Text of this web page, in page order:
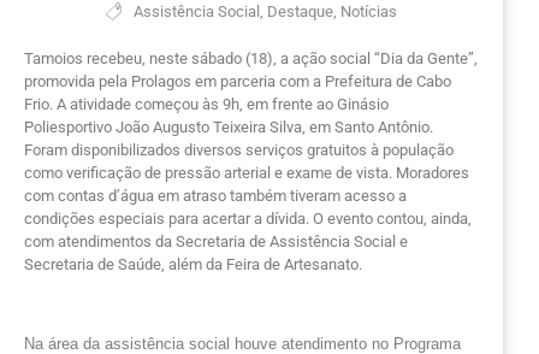
Assistência Social Destaque Notícias
Tamoios recebeu, neste sábado (18), a ação social “Dia da Gente”,
promovida pela Prolagos em parceria com a Prefeitura de Cabo
Frio. A atividade começou às 9h, em frente ao Ginásio
Poliesportivo João Augusto Teixeira Silva, em Santo Antônio.
Foram disponibilizados diversos serviços gratuitos à população
como verificação de pressão arterial e exame de vista. Moradores
com contas d’água em atraso também tiveram acesso a
condições especiais para acertar a dívida. O evento contou, ainda,
com atendimentos da Secretaria de Assistência Social e
Secretaria de Saúde, além da Feira de Artesanato.
Na área da assistência social houve atendimento no Programa